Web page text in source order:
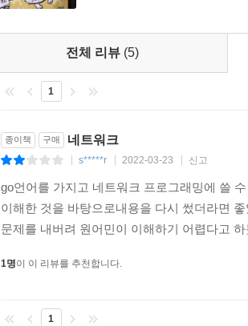
전체 리뷰 (5)
1
종이책 구매 네트워크
s*****r 2022-03-23 신고
go언어를 가지고 네트워크 프로그래밍에 쓸
이해한 것을 바탕으로내용을 다시 썼더라면
문제를 내버려 원어민이 이해하기 어렵다고
1명이 이 리뷰를 추천합니다.
1